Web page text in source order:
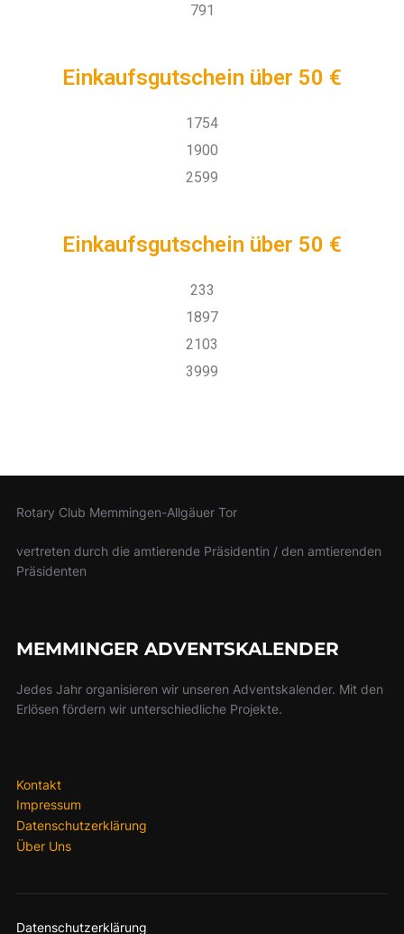
791
Einkaufsgutschein über 50 €
1754
1900
2599
Einkaufsgutschein über 50 €
233
1897
2103
3999
Rotary Club Memmingen-Allgäuer Tor
vertreten durch die amtierende Präsidentin / den amtierenden
Präsidenten
MEMMINGER ADVENTSKALENDER
Jedes Jahr organisieren wir unseren Adventskalender. Mit den
Erlösen fördern wir unterschiedliche Projekte.
Kontakt
Impressum
Datenschutzerklärung
Über Uns
Datenschutzerklärung